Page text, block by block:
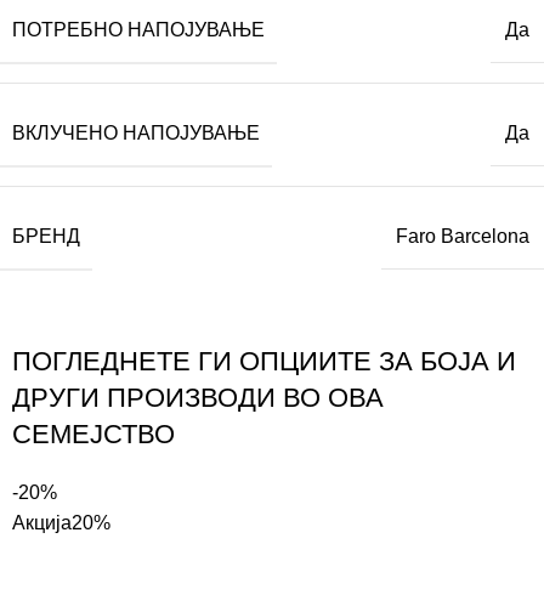
ПОТРЕБНО НАПОЈУВАЊЕ Да
ВКЛУЧЕНО НАПОЈУВАЊЕ Да
БРЕНД Faro Barcelona
ПОГЛЕДНЕТЕ ГИ ОПЦИИТЕ ЗА БОЈА И
ДРУГИ ПРОИЗВОДИ ВО ОВА
СЕМЕЈСТВО
-20%
Акција20%